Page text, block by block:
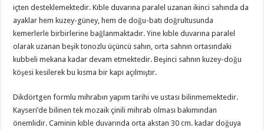
içten desteklemektedir. Kıble duvarına paralel uzanan ikinci sahında da
ayaklar hem kuzey-güney, hem de doğu-batı doğrultusunda
kemerlerle birbirlerine bağlanmaktadır. Yine kıble duvarına paralel
olarak uzanan beşik tonozlu üçüncü sahın, orta sahnın ortasındaki
kubbeli mekana kadar devam etmektedir. Beşinci sahnın kuzey-doğu
köşesi kesilerek bu kısma bir kapı açılmıştır.
Dikdörtgen formlu mihrabın yapım tarihi ve ustası bilinmemektedir.
Kayseri’de bilinen tek mozaik çinili mihrab olması bakımından
önemlidir. Caminin kıble duvarında orta akstan 30 cm. kadar doğuya